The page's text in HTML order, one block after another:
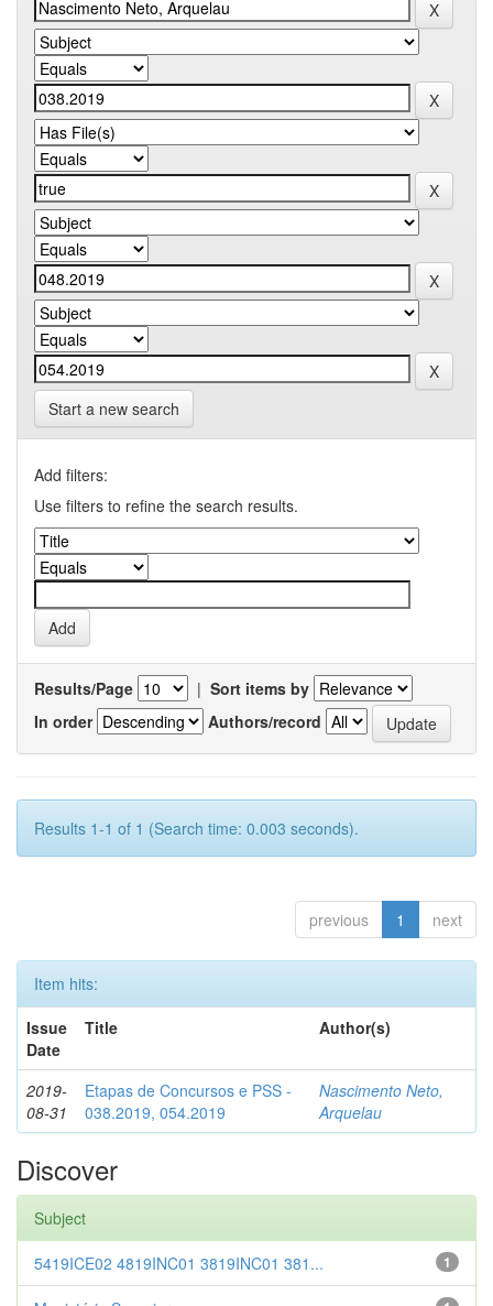
Start a new search
Add filters:
Use filters to refine the search results.
Results/Page | Sort items by
In order
Authors/record
Results 1-1 of 1 (Search time: 0.003 seconds).
previous 1 next
Item hits:
Issue
Date
Title Author(s)
2019-
08-31
Etapas de Concursos e PSS -
038.2019, 054.2019
Nascimento Neto,
Arquelau
Discover
Subject
1
5419ICE02 4819INC01 3819INC01 381...